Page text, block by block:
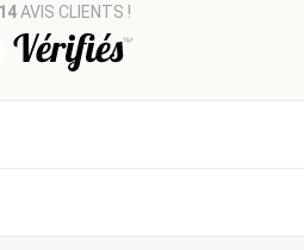
AVIS CLIENTS !